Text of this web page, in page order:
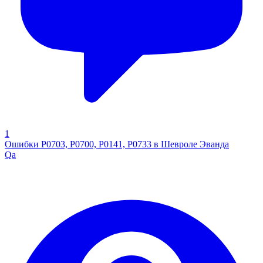
1
Ошибки P0703, P0700, P0141, P0733 в Шевроле Эванда
Qa